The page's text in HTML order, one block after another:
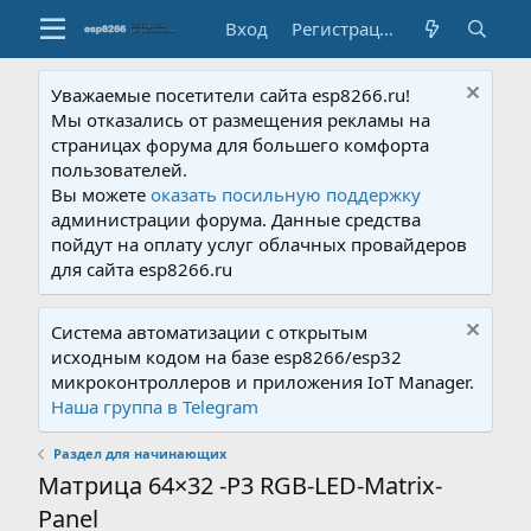
Вход Регистрация
Уважаемые посетители сайта esp8266.ru!
Мы отказались от размещения рекламы на
страницах форума для большего комфорта
пользователей.
Вы можетеоказать посильную поддержку
администрации форума. Данные средства
пойдут на оплату услуг облачных провайдеров
для сайта esp8266.ru
Система автоматизации с открытым
исходным кодом на базе esp8266/esp32
микроконтроллеров и приложения IoT Manager.
Наша группа в Telegram
Раздел для начинающих
Матрица 64×32 -P3 RGB-LED-Matrix-
Panel